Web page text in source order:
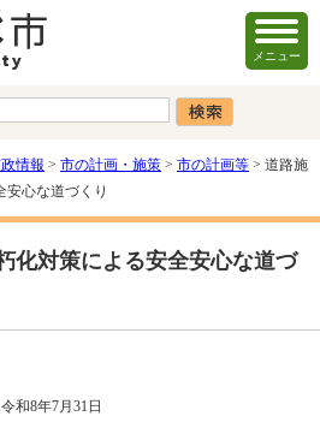
メニュー
情報 > 市の計画・施策 > 市の計画等 > 道路施
安心な道づくり
化対策による安全安心な道づ
和8年7月31日